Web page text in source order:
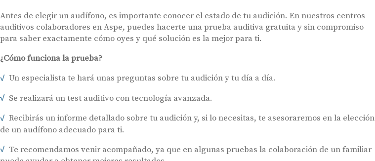
Antes de elegir un audífono, es importante conocer el estado de tu audición. En nuestros centros
auditivos colaboradores en Aspe, puedes hacerte una prueba auditiva gratuita y sin compromiso
para saber exactamente cómo oyes y qué solución es la mejor para ti.
¿Cómo funciona la prueba?
Un especialista te hará unas preguntas sobre tu audición y tu día a día.
Se realizará un test auditivo con tecnología avanzada.
Recibirás un informe detallado sobre tu audición y, si lo necesitas, te asesoraremos en la elección
de un audífono adecuado para ti.
Te recomendamos venir acompañado, ya que en algunas pruebas la colaboración de un familiar